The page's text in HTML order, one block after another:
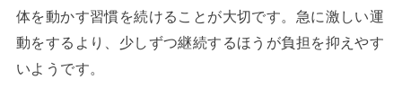
体を動かす習慣を続けることが大切です。急に激しい運
動をするより、少しずつ継続するほうが負担を抑えやす
いようです。